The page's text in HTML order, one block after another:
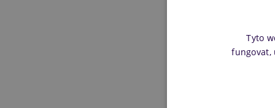
Tyto
fungovat,